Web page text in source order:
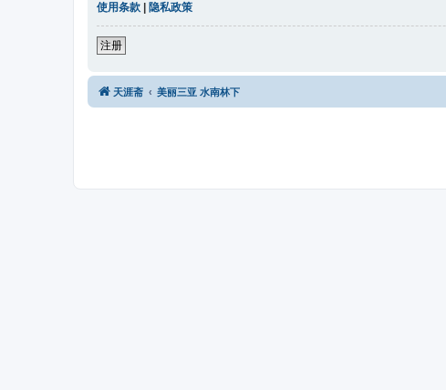
使用条款
隐私政策
注册
天涯斋 美丽三亚 水南林下